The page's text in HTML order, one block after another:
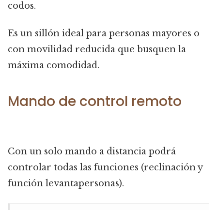
codos.
Es un sillón ideal para personas mayores o
con movilidad reducida que busquen la
máxima comodidad.
Mando de control remoto
Con un solo mando a distancia podrá
controlar todas las funciones (reclinación y
función levantapersonas).